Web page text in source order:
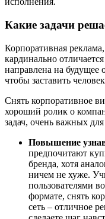
Какие задачи
Корпоративная
кардинально
направлена на будущее
чтобы заставить
Снять корпоративное
хороший ролик о
задач, очень важных
Повышение
предпочитают
бренда, хотя
ничем не хуже.
пользователями
формате, снять
сеть – отличное